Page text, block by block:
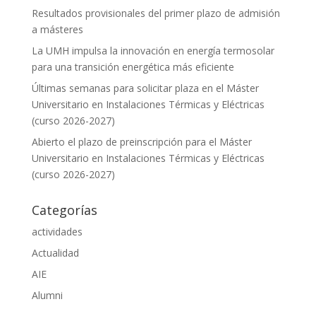
Resultados provisionales del primer plazo de admisión
a másteres
La UMH impulsa la innovación en energía termosolar
para una transición energética más eficiente
Últimas semanas para solicitar plaza en el Máster
Universitario en Instalaciones Térmicas y Eléctricas
(curso 2026-2027)
Abierto el plazo de preinscripción para el Máster
Universitario en Instalaciones Térmicas y Eléctricas
(curso 2026-2027)
Categorías
actividades
Actualidad
AIE
Alumni